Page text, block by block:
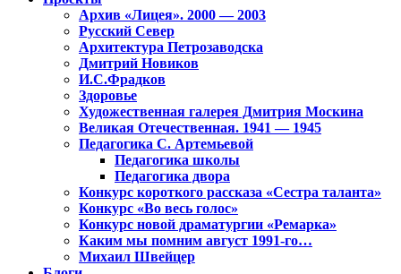
Архив «Лицея». 2000 — 2003
Русский Север
Архитектура Петрозаводска
Дмитрий Новиков
И.С.Фрадков
Здоровье
Художественная галерея Дмитрия Москина
Великая Отечественная. 1941 — 1945
Педагогика С. Артемьевой
Педагогика школы
Педагогика двора
Конкурс короткого рассказа «Сестра таланта»
Конкурс «Во весь голос»
Конкурс новой драматургии «Ремарка»
Каким мы помним август 1991-го…
Михаил Швейцер